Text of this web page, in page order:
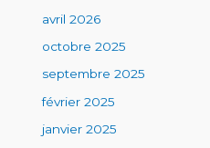
avril 2026
octobre 2025
septembre 2025
février 2025
janvier 2025